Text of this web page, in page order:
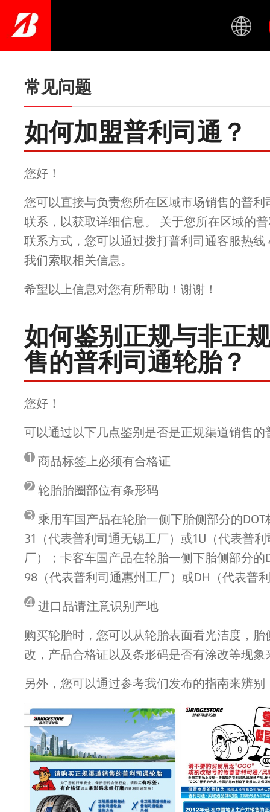
content
常见问题
如何加盟普利司通？
您好！
您可以直接与负责您所在区域市场销售的普利
联系，以获取详细信息。 关于您所在区域的
联系方式，您可以通过拨打普利司通客服热
我们索取相关信息。
希望以上信息对您有所帮助！谢谢！
如何鉴别正规与非正
售的普利司通轮胎？
您好！
可以通过以下几点鉴别是否是正规渠道销售的
1 商品标签上必须有合格证
2 轮胎胎圈部位有条形码
3 乘用车国产品在轮胎一侧下胎侧部分的
31（代表普利司通无锡工厂）或1U（代表普
厂）；卡客车国产品在轮胎一侧下胎侧部分的
98（代表普利司通惠州工厂）或DH（代表普
4 进口品请注意识别产地
购买轮胎时，您可以从轮胎表面看光洁度，
改，产品合格证以及条形码是否有涂改等现象
另外，您可以通过参考我们发布的指南来辨别